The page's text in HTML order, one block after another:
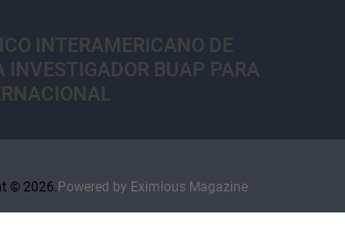
INTERAMERICANO DE
INVESTIGADOR BUAP PARA
© 2026. Powered by Eximious Magazine